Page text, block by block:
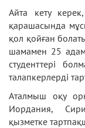
Айта кету
қарашасында
қол қойған
шамамен 25
студенттері
талапкерлерді
Аталмыш оқу
Иордания,
қызметке